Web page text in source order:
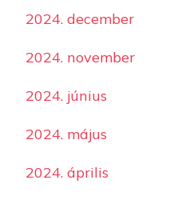
2024. december
2024. november
2024. június
2024. május
2024. április